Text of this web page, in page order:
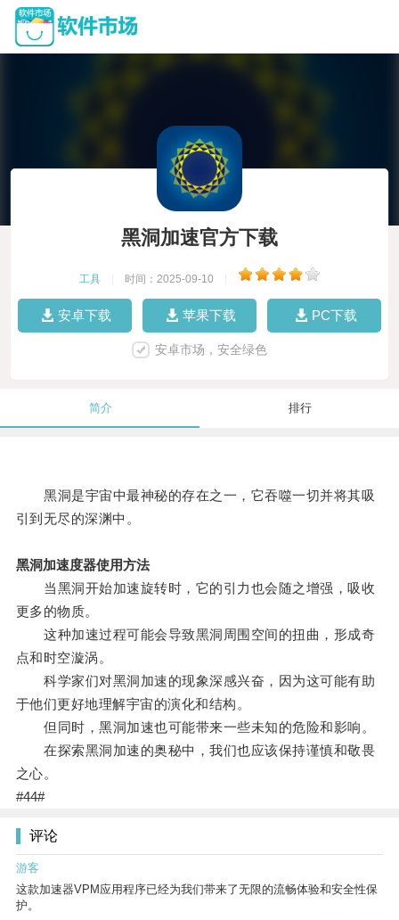
黑洞加速官方下载
工具 时间：2025-09-10
安卓下载 苹果下载 PC下载
安卓市场，安全绿色
简介 排行
黑洞是宇宙中最神秘的存在之一，它吞噬一切并将其吸
引到无尽的深渊中。
黑洞加速度器使用方法
当黑洞开始加速旋转时，它的引力也会随之增强，吸收
更多的物质。
这种加速过程可能会导致黑洞周围空间的扭曲，形成奇
点和时空漩涡。
科学家们对黑洞加速的现象深感兴奋，因为这可能有助
于他们更好地理解宇宙的演化和结构。
但同时，黑洞加速也可能带来一些未知的危险和影响。
在探索黑洞加速的奥秘中，我们也应该保持谨慎和敬畏
之心。
#44#
评论
游客
这款加速器VPM应用程序已经为我们带来了无限的流畅体验和安全性保
护。